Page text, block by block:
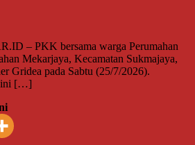
– PKK bersama warga Perumahan
Mekarjaya, Kecamatan Sukmajaya,
Gridea pada Sabtu (25/7/2026).
ini […]